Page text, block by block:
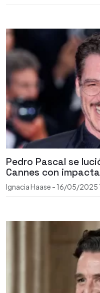
Pedro Pascal se
Cannes con
Ignacia Haase - 16/05/2025